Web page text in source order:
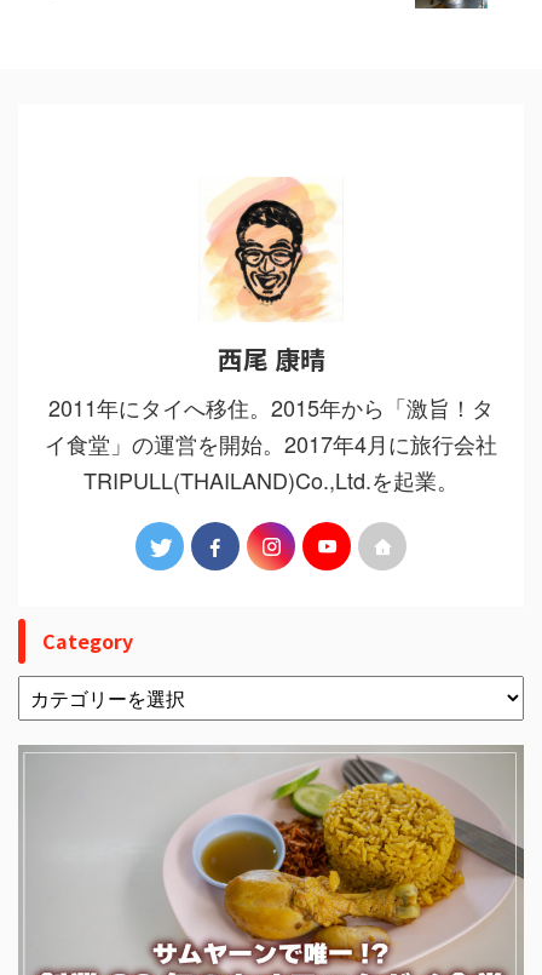
西尾 康晴
2011年にタイへ移住。2015年から「激旨！タ
イ食堂」の運営を開始。2017年4月に旅行会社
TRIPULL(THAILAND)Co.,Ltd.を起業。
Category